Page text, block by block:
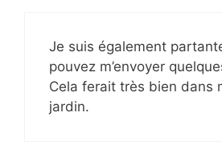
Je suis également
pouvez m’envoyer
Cela ferait très bien dans
jardin.